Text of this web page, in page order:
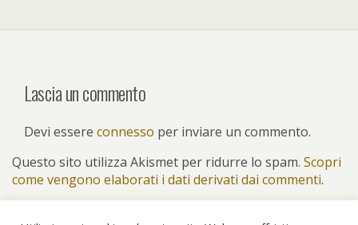
Lascia un commento
Devi essere connesso per inviare un commento.
Questo sito utilizza Akismet per ridurre lo spam. Scopri
come vengono elaborati i dati derivati dai commenti.